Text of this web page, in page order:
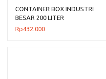
CONTAINER BOX INDUSTRI
BESAR 200 LITER
BERLUBANG RODA HANATA
Rp432.000